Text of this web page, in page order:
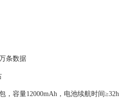
条数据
，容量12000mAh，电池续航时间≥32h